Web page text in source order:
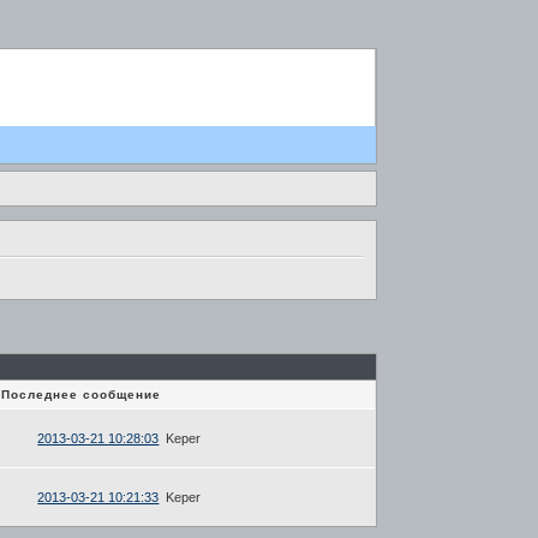
Последнее сообщение
2013-03-21 10:28:03 Keper
2013-03-21 10:21:33 Keper